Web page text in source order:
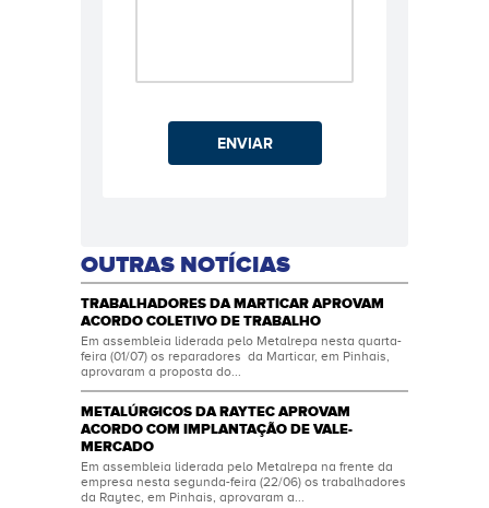
ENVIAR
OUTRAS NOTÍCIAS
TRABALHADORES DA MARTICAR APROVAM
ACORDO COLETIVO DE TRABALHO
Em assembleia liderada pelo Metalrepa nesta quarta-
feira (01/07) os reparadores da Marticar, em Pinhais,
aprovaram a proposta do...
METALÚRGICOS DA RAYTEC APROVAM
ACORDO COM IMPLANTAÇÃO DE VALE-
MERCADO
Em assembleia liderada pelo Metalrepa na frente da
empresa nesta segunda-feira (22/06) os trabalhadores
da Raytec, em Pinhais, aprovaram a...